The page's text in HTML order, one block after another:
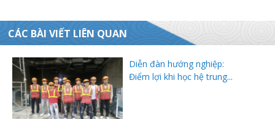
CÁC BÀI VIẾT LIÊN QUAN
Diễn đàn hướng nghiệp:
Điểm lợi khi học hệ trung...